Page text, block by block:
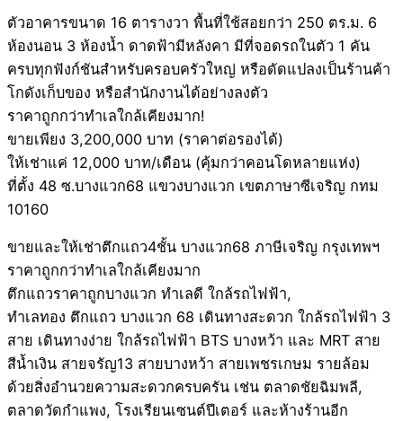
ตัวอาคารขนาด 16 ตารางวา พื้นที่ใช้สอยกว่า 250 ตร.ม. 6
ห้องนอน 3 ห้องน้ำ ดาดฟ้ามีหลังคา มีที่จอดรถในตัว 1 คัน
ครบทุกฟังก์ชันสำหรับครอบครัวใหญ่ หรือดัดแปลงเป็นร้านค้า
โกดังเก็บของ หรือสำนักงานได้อย่างลงตัว
ราคาถูกกว่าทำเลใกล้เคียงมาก!
ขายเพียง 3,200,000 บาท (ราคาต่อรองได้)
ให้เช่าแค่ 12,000 บาท/เดือน (คุ้มกว่าคอนโดหลายแห่ง)
ที่ตั้ง 48 ซ.บางแวก68 แขวงบางแวก เขตภาษาซีเจริญ กทม
10160
ขายและให้เช่าตึกแถว4ชั้น บางแวก68 ภาษีเจริญ กรุงเทพฯ
ราคาถูกกว่าทำเลใกล้เคียงมาก
ตึกแถวราคาถูกบางแวก ทำเลดี ใกล้รถไฟฟ้า,
ทำเลทอง ตึกแถว บางแวก 68 เดินทางสะดวก ใกล้รถไฟฟ้า 3
สาย เดินทางง่าย ใกล้รถไฟฟ้า BTS บางหว้า และ MRT สาย
สีน้ำเงิน สายจรัญ13 สายบางหว้า สายเพชรเกษม รายล้อม
ด้วยสิ่งอำนวยความสะดวกครบครัน เช่น ตลาดชัยฉิมพลี,
ตลาดวัดกำแพง, โรงเรียนเซนต์ปีเตอร์ และห้างร้านอีก